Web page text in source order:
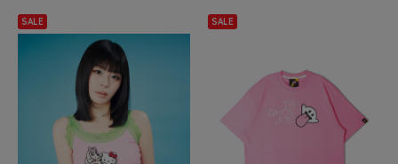
SALE SALE